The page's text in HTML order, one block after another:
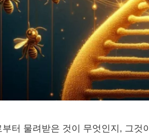
터 물려받은 것이 무엇인지, 그것